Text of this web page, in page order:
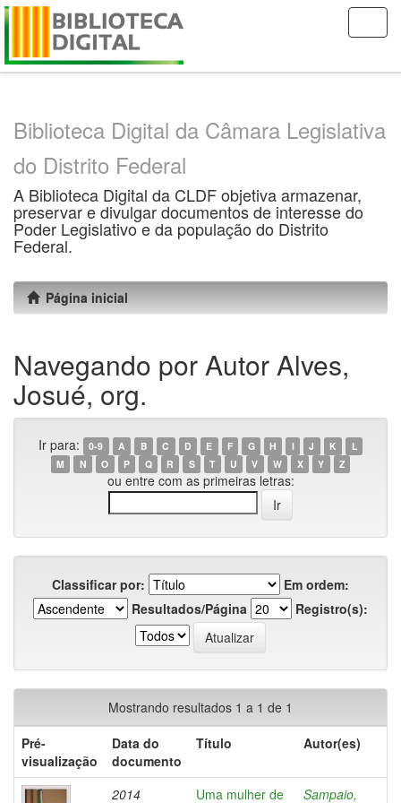
Skip
Biblioteca Digital da Câmara Legislativa
do Distrito Federal
A Biblioteca Digital da CLDF objetiva armazenar,
preservar e divulgar documentos de interesse do
Poder Legislativo e da população do Distrito
Federal.
Página inicial
Navegando por Autor Alves,
Josué, org.
Ir para: 0-9 A B C D E F G H I J K
L
M
N O P Q R S T U V W X Y Z
ou entre com as primeiras letras:
Classificar por:
Em ordem:
Resultados/Página
Registro(s):
Mostrando resultados 1 a 1 de 1
Pré-
visualização
Data do
documento
Título Autor(es)
2014 Uma mulher de Sampaio,